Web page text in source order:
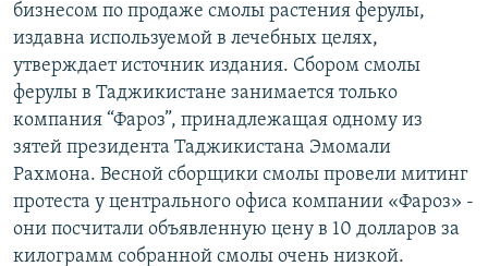
бизнесом по продаже смолы растения ферулы,
издавна используемой в лечебных целях,
утверждает источник издания. Сбором смолы
ферулы в Таджикистане занимается только
компания “Фароз”, принадлежащая одному из
зятей президента Таджикистана Эмомали
Рахмона. Весной сборщики смолы провели митинг
протеста у центрального офиса компании «Фароз» -
они посчитали объявленную цену в 10 долларов за
килограмм собранной смолы очень низкой.